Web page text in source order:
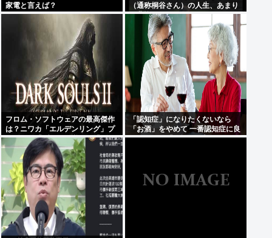
家電と言えば？
（通称桐谷さん）の人生、あまり
に悲惨すぎるwww
フロム・ソフトウェアの最高傑作
は？ニワカ「エルデンリング」プ
レステ厨「ブラボ」逆張り「ダク
ソ2」玄人ワイ「…」
「認知症」になりたくないなら
「お酒」をやめて 一番認知症に良
くないのは「お酒」と判明